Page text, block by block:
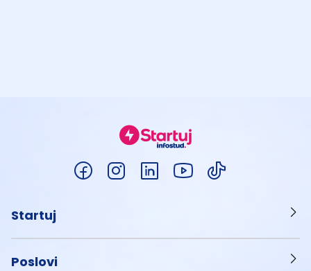
Startuj
Poslovi